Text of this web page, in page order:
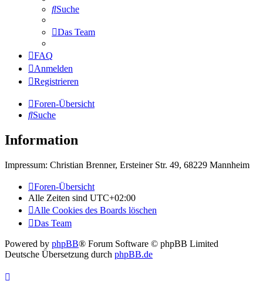
Suche
Das Team
FAQ
Anmelden
Registrieren
Foren-Übersicht
Suche
Information
Impressum: Christian Brenner, Ersteiner Str. 49, 68229 Mannheim
Foren-Übersicht
Alle Zeiten sind UTC+02:00
Alle Cookies des Boards löschen
Das Team
Powered by phpBB® Forum Software © phpBB Limited
Deutsche Übersetzung durch phpBB.de